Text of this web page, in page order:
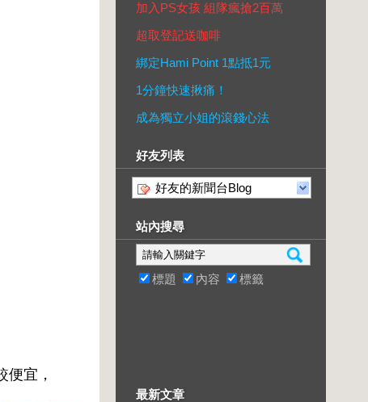
便宜，
加入PS女孩 組隊瘋搶2百萬
超取登記送咖啡
綁定Hami Point 1點抵1元
1分鐘快速揪痛！
成為獨立小姐的滾錢心法
好友列表
好友的新聞台Blog
站內搜尋
標題 內容 標籤
最新文章